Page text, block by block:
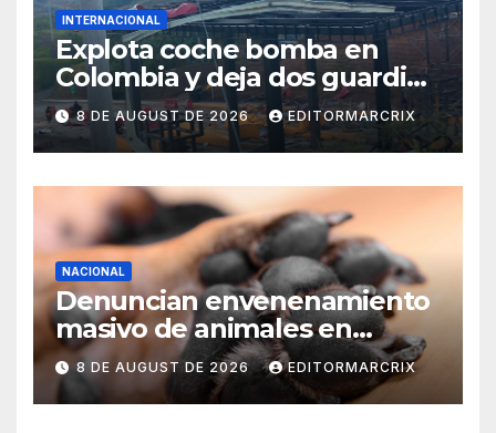
INTERNACIONAL
Explota coche bomba en
Colombia y deja dos guardias
heridos
8 DE AUGUST DE 2026 EDITORMARCRIX
NACIONAL
Denuncian envenenamiento
masivo de animales en
Querétaro
8 DE AUGUST DE 2026 EDITORMARCRIX